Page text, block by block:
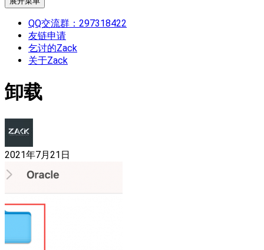
QQ交流群：297318422
友链申请
乞讨的Zack
关于Zack
卸载
2021年7月21日